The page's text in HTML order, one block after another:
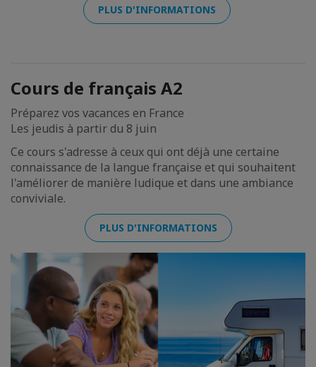
PLUS D'INFORMATIONS
Cours de français A2
Préparez vos vacances en France
Les jeudis à partir du 8 juin
Ce cours s'adresse à ceux qui ont déjà une certaine
connaissance de la langue française et qui souhaitent
l'améliorer de manière ludique et dans une ambiance
conviviale.
PLUS D'INFORMATIONS